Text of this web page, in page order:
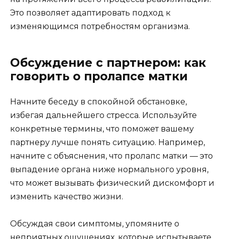
Это позволяет адаптировать подход к
изменяющимся потребностям организма.
Обсуждение с партнером: как
говорить о пролапсе матки
Начните беседу в спокойной обстановке,
избегая дальнейшего стресса. Используйте
конкретные термины, что поможет вашему
партнеру лучше понять ситуацию. Например,
начните с объяснения, что пролапс матки — это
выпадение органа ниже нормального уровня,
что может вызывать физический дискомфорт и
изменить качество жизни.
Обсуждая свои симптомы, упомяните о